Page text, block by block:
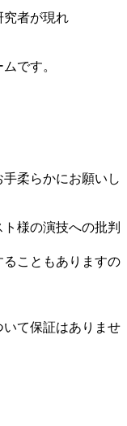
究者が現れ
です。
柔らかにお願いし
様の演技への批判
こともありますの
て保証はありませ